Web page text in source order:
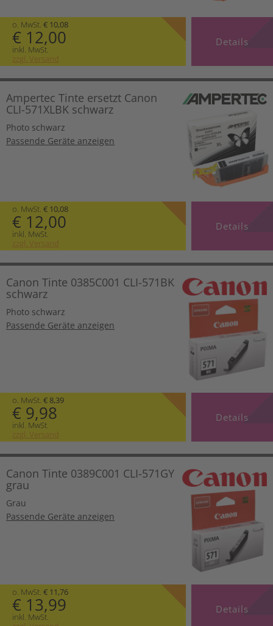
o. MwSt. € 10,08
€ 12,00
inkl. MwSt.
zzgl. Versand
Details
Ampertec Tinte ersetzt Canon
CLI-571XLBK schwarz
Photo schwarz
Passende Geräte anzeigen
o. MwSt. € 10,08
€ 12,00
inkl. MwSt.
zzgl. Versand
Details
Canon Tinte 0385C001 CLI-571BK
schwarz
Photo schwarz
Passende Geräte anzeigen
o. MwSt. € 8,39
€ 9,98
inkl. MwSt.
zzgl. Versand
Details
Canon Tinte 0389C001 CLI-571GY
grau
Grau
Passende Geräte anzeigen
o. MwSt. € 11,76
€ 13,99
inkl. MwSt.
Details